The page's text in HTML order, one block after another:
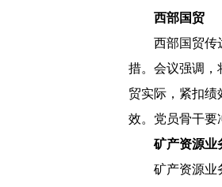
西部国贸
西部国贸传
措。会议强调，
贸实际，紧扣绩
效。党员骨干要
矿产资源业
矿产资源业